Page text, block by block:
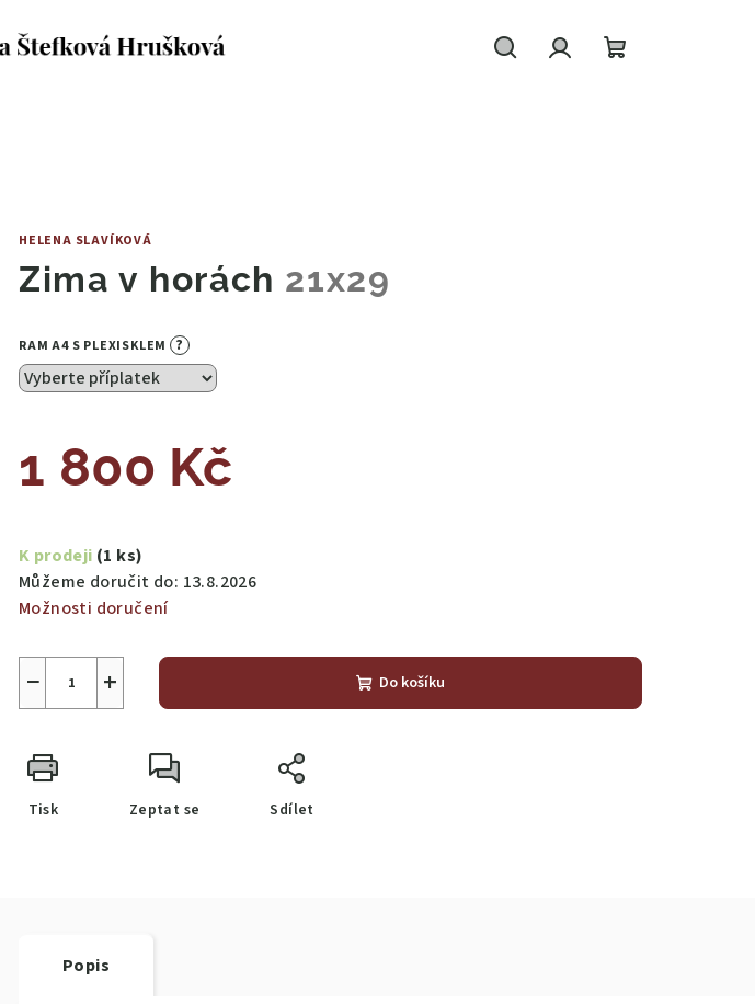
HELENA SLAVÍKOVÁ
Zima v horách 21x29
RAM A4 S PLEXISKLEM ?
1 800 Kč
cena:
K prodeji (1 ks)
Můžeme doručit do: 13.8.2026
Možnosti doručení
+
− Do košíku
Tisk Zeptat se Sdílet
Popis